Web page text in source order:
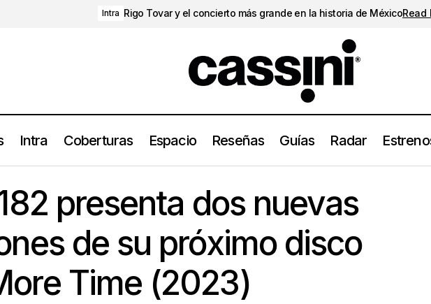
Intra Rigo Tovar y el concierto más grande en la historia de MéxicoRead
Intra Coberturas Espacio Reseñas Guías Radar
blink-182 presenta dos nuevas canciones de su próximo disco One
presenta dos nuevas
de su próximo disco
Time (2023)